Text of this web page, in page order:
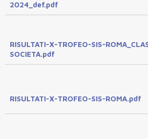
2024_def.pdf
RISULTATI-X-TROFEO-SIS-
SOCIETA.pdf
RISULTATI-X-TROFEO-SIS-ROMA.pdf